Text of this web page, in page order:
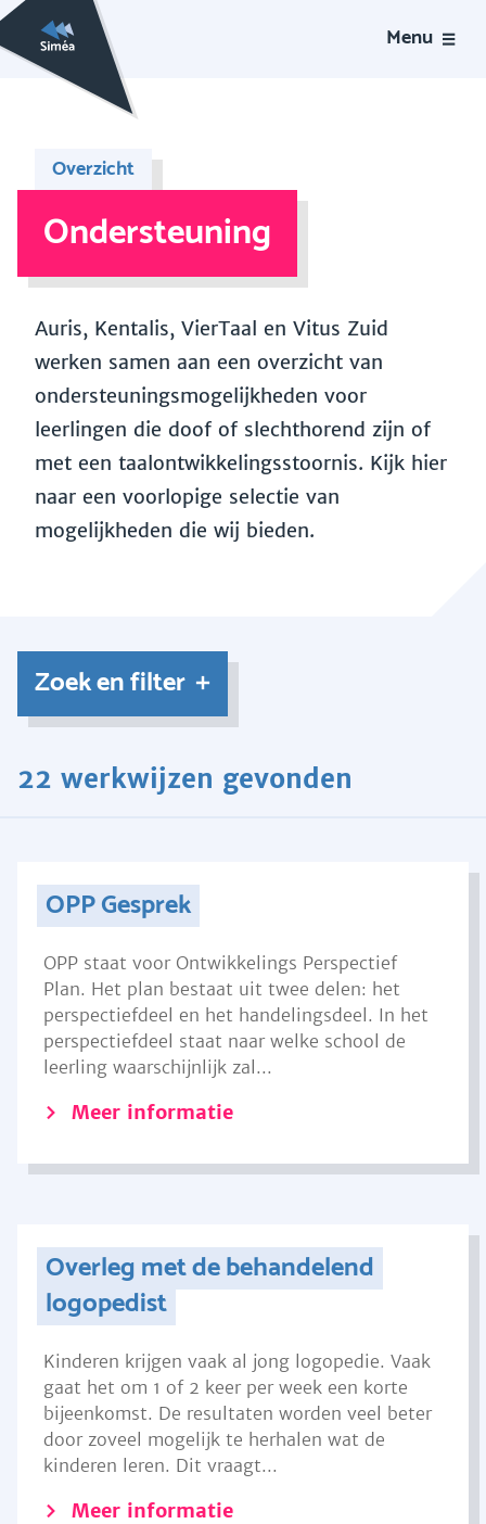
Menu
Overzicht
Ondersteuning
Auris, Kentalis, VierTaal en Vitus Zuid
werken samen aan een overzicht van
ondersteuningsmogelijkheden voor
leerlingen die doof of slechthorend zijn of
met een taalontwikkelingsstoornis. Kijk hier
naar een voorlopige selectie van
mogelijkheden die wij bieden.
Zoek en filter
22 werkwijzen gevonden
OPP Gesprek
OPP staat voor Ontwikkelings Perspectief
Plan. Het plan bestaat uit twee delen: het
perspectiefdeel en het handelingsdeel. In het
perspectiefdeel staat naar welke school de
leerling waarschijnlijk zal...
Meer informatie
Overleg met de behandelend
logopedist
Kinderen krijgen vaak al jong logopedie. Vaak
gaat het om 1 of 2 keer per week een korte
bijeenkomst. De resultaten worden veel beter
door zoveel mogelijk te herhalen wat de
kinderen leren. Dit vraagt...
Meer informatie